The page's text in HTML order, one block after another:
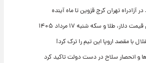
تهران کرج قزوین تا ماه آینده
طلا و سکه شنبه ۱۷ مرداد ۱۴۰۵
با مقصد اروپا این تیم را ترک کرد!
و انحصار سلاح در دست دولت تاکید کرد